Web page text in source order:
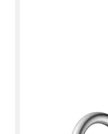
Spültischarmatur